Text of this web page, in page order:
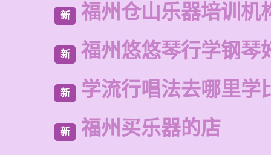
新 福州仓山乐器培训机
新 福州悠悠琴行学钢琴
新 学流行唱法去哪里学
新 福州买乐器的店